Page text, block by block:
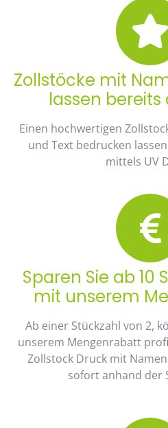
Zollstöcke mit
lassen bereits
Einen hochwertigen
und Text bedrucken
mittels UV
Sparen Sie ab 10
mit unserem
Ab einer Stückzahl von 2,
unserem Mengenrabatt
Zollstock Druck mit
sofort anhand der